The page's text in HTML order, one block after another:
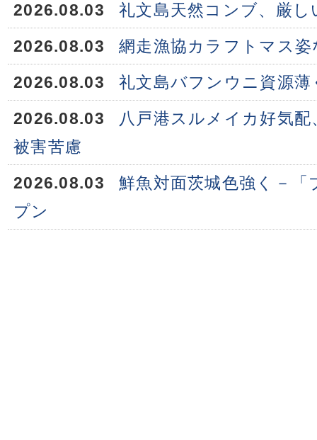
2026.08.03
礼文島天然コンブ、厳し
2026.08.03
網走漁協カラフトマス
2026.08.03
礼文島バフンウニ資源薄
2026.08.03
八戸港スルメイカ好気
被害苦慮
2026.08.03
鮮魚対面茨城色強く－
プン